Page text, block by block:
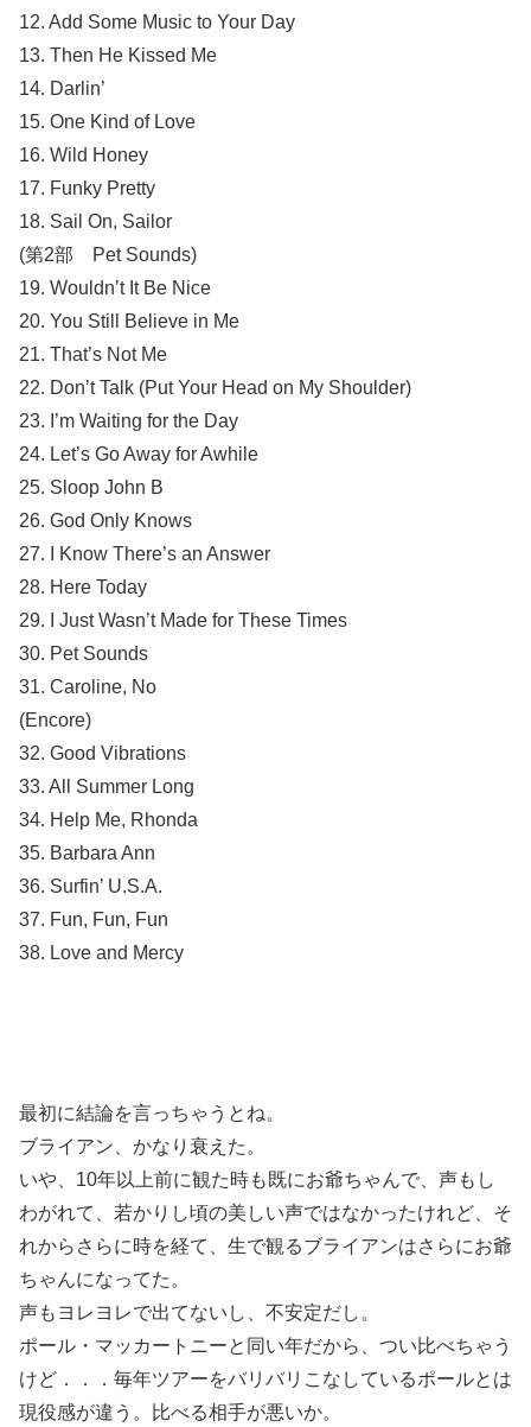
12. Add Some Music to Your Day
13. Then He Kissed Me
14. Darlin’
15. One Kind of Love
16. Wild Honey
17. Funky Pretty
18. Sail On, Sailor
(第2部 Pet Sounds)
19. Wouldn’t It Be Nice
20. You Still Believe in Me
21. That’s Not Me
22. Don’t Talk (Put Your Head on My Shoulder)
23. I’m Waiting for the Day
24. Let’s Go Away for Awhile
25. Sloop John B
26. God Only Knows
27. I Know There’s an Answer
28. Here Today
29. I Just Wasn’t Made for These Times
30. Pet Sounds
31. Caroline, No
(Encore)
32. Good Vibrations
33. All Summer Long
34. Help Me, Rhonda
35. Barbara Ann
36. Surfin’ U.S.A.
37. Fun, Fun, Fun
38. Love and Mercy
最初に結論を言っちゃうとね。
ブライアン、かなり衰えた。
いや、10年以上前に観た時も既にお爺ちゃんで、声もし
わがれて、若かりし頃の美しい声ではなかったけれど、そ
れからさらに時を経て、生で観るブライアンはさらにお爺
ちゃんになってた。
声もヨレヨレで出てないし、不安定だし。
ポール・マッカートニーと同い年だから、つい比べちゃう
けど．．．毎年ツアーをバリバリこなしているポールとは
現役感が違う。比べる相手が悪いか。